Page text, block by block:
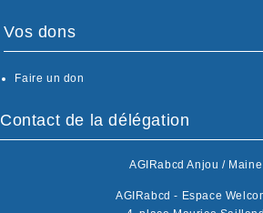
Vos dons
Faire un don
Contact de la délégation
AGIRabcd Anjou / Maine
AGIRabcd - Espace